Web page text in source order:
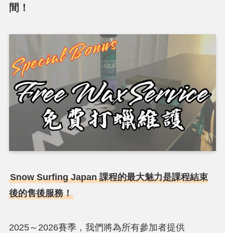
間！
Snow Surfing Japan 課程的最大魅力是課程結束
後的售後服務！
2025～2026賽季，我們將為所有參加者提供